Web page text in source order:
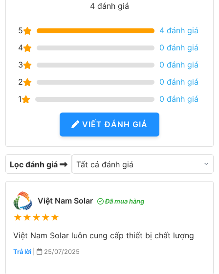
4 đánh giá
5
4 đánh giá
4
0 đánh giá
3
0 đánh giá
2
0 đánh giá
1
0 đánh giá
VIẾT ĐÁNH GIÁ
Lọc đánh giá
Việt Nam Solar Đã mua hàng
★★★★★
Việt Nam Solar luôn cung cấp thiết bị chất lượng
Trả lời | 25/07/2025